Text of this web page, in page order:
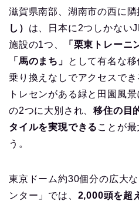
滋賀県南部、湖南市の西に隣
し） は、日本に2つしかない
施設の1つ、
「栗東トレーニ
「馬のまち」
として有名な
乗り換えなしでアクセスで
トレセンがある緑と田園風
の2つに大別され、移住の目
タイルを実現できる ことが
う。
東京ドーム約30個分の広大
ンター」では、 2,000頭を超